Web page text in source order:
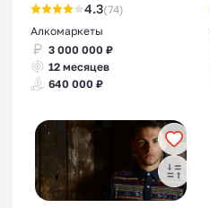
4.3(74)
Алкомаркеты
3 000 000 ₽
12 месяцев
640 000 ₽